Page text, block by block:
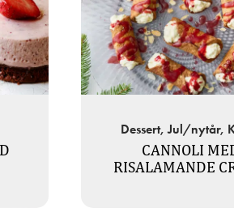
Dessert, Jul/nytår,
CANNOLI
RISALAMANDE